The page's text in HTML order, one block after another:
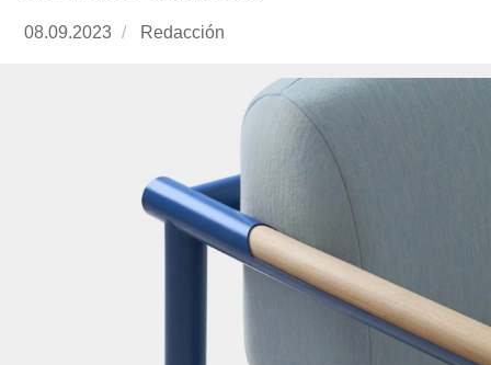
Publicado
08.09.2023 https://www.experimenta.es/author/redaccion/
Redacción